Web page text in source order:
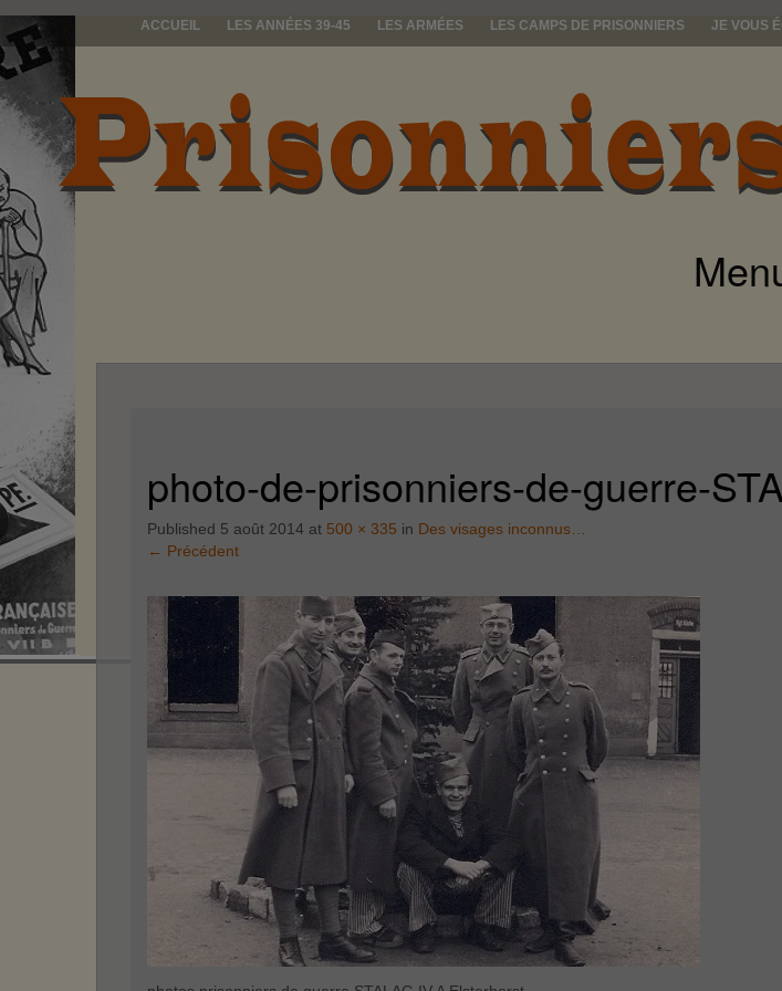
ACCUEIL LES ANNÉES 39-45 LES ARMÉES LES CAMPS DE PRISONNIERS JE VOUS
prisonniers de guerre
photo-de-prisonniers-de-guerre-
Published 5 août 2014 at 500 × 335 in Des visages inconnus…
← Précédent